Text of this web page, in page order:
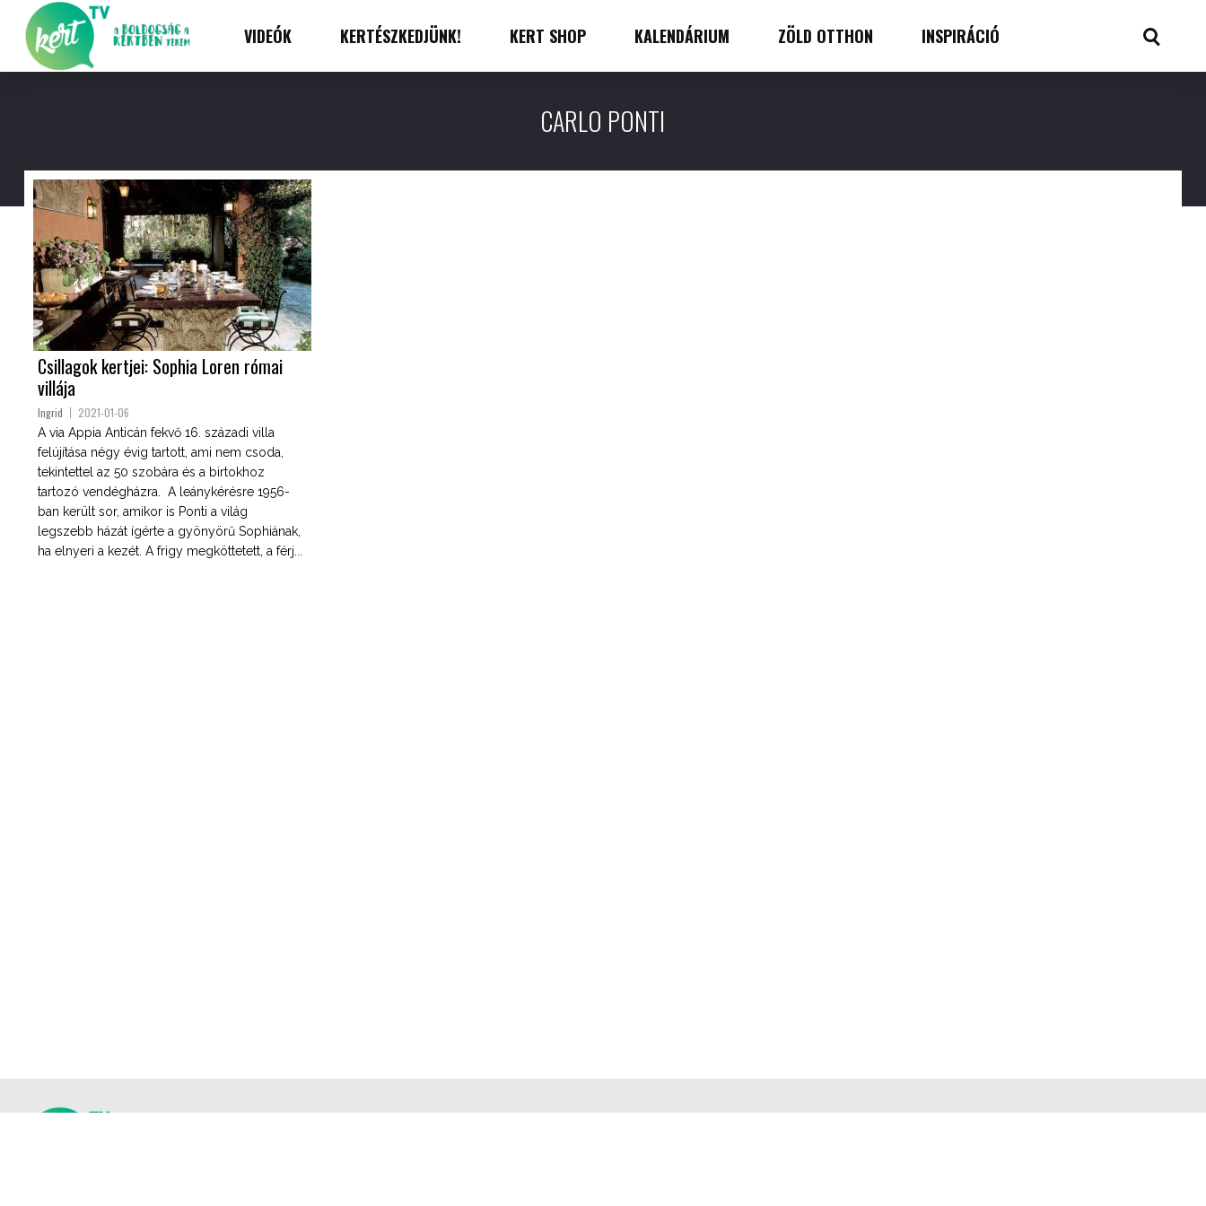
VIDEÓK KERTÉSZKEDJÜNK! KERT SHOP KALENDÁRIUM ZÖLD OTTHON INSPIRÁCIÓ
CARLO PONTI
Csillagok kertjei: Sophia Loren római
villája
Ingrid 2021-01-06
A via Appia Anticán fekvő 16. századi villa
felújítása négy évig tartott, ami nem csoda,
tekintettel az 50 szobára és a birtokhoz
tartozó vendégházra. A leánykérésre 1956-
ban került sor, amikor is Ponti a világ
legszebb házát ígérte a gyönyörű Sophiának,
ha elnyeri a kezét. A frigy megköttetett, a férj...